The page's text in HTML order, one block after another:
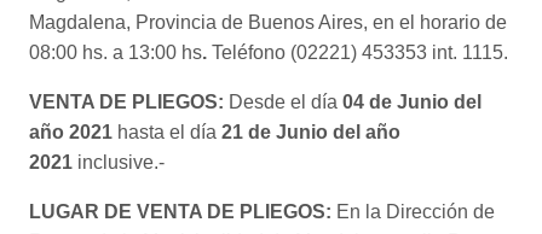
Magdalena, Provincia de Buenos Aires, en el horario de
08:00 hs. a 13:00 hs.Teléfono (02221) 453353 int. 1115.
VENTA DE PLIEGOS: Desde el día04 de Junio del
año 2021 hasta el día 21 de Junio del año
2021 inclusive.-
LUGAR DE VENTA DE PLIEGOS: En la Dirección de